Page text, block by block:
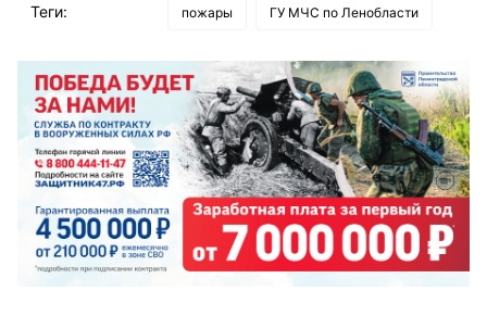
Теги: пожары ГУ МЧС по Ленобласти